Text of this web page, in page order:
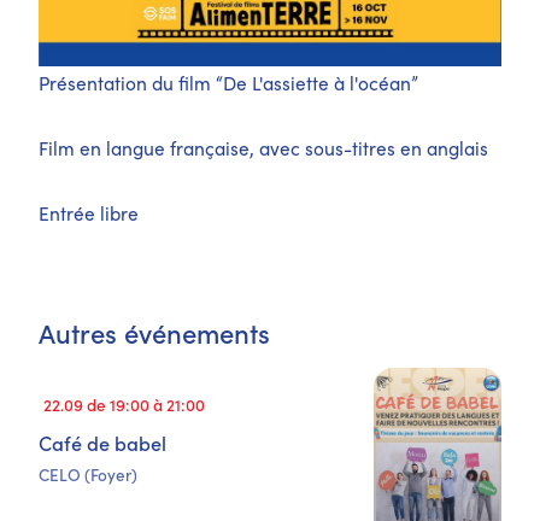
Présentation du film “De L'assiette à l'océan”
Film en langue française, avec sous-titres en anglais
Entrée libre
Autres événements
22.09 de 19:00 à 21:00
Café de babel
CELO (Foyer)